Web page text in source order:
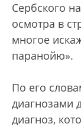
Сербского
осмотра в
многое
паранойю».
По его
диагнозами
диагноз,